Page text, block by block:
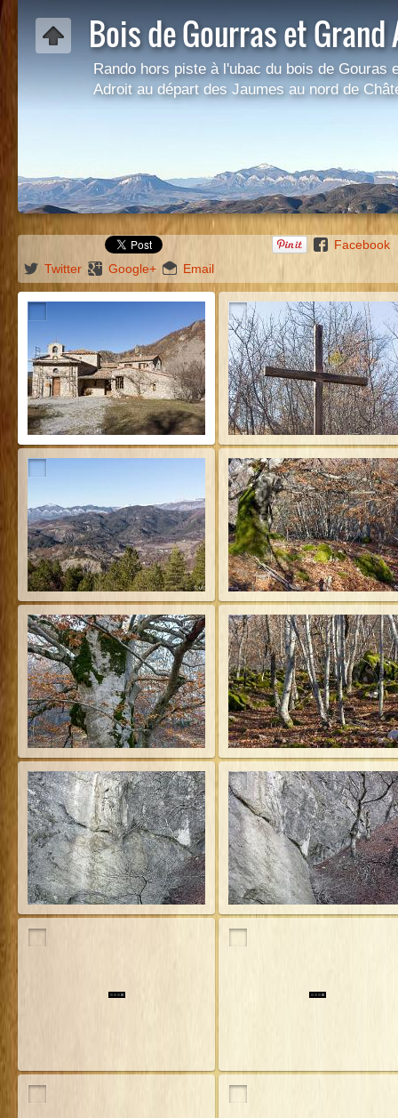
Bois de Gourras et
Rando hors piste à l'ubac du bois de Gouras
Adroit au départ des Jaumes au nord de
Facebook
Twitter
Google+ Email